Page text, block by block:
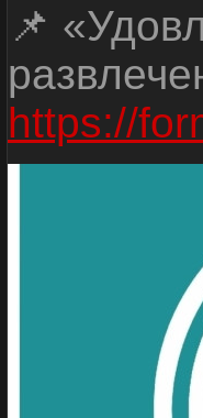
📌
https://